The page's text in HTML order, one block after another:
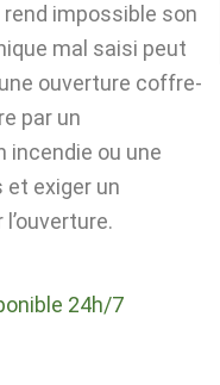
impossible son
mal saisi peut
ouverture coffre-
par un
incendie ou une
exiger un
24h/7